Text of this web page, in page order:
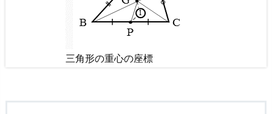
三角形の重心の座標